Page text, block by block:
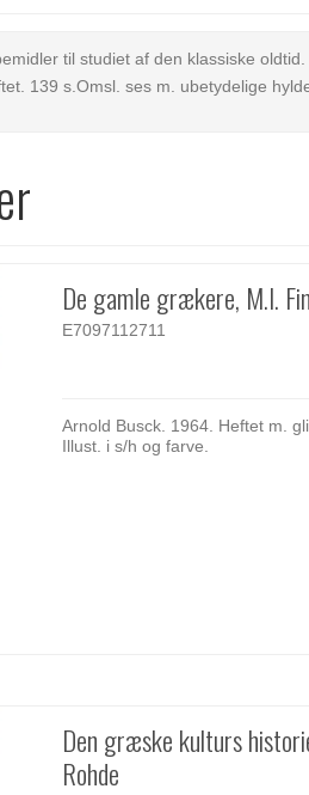
til studiet af den klassiske oldtid.
139 s.Omsl. ses m. ubetydelige
De gamle grækere, M.I.
E7097112711
Arnold Busck. 1964. Heftet m.
Illust. i s/h og farve.
Den græske kulturs
Rohde